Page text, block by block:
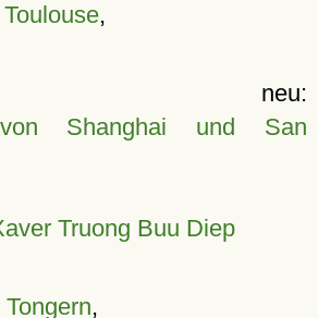
,
Shanghai und San
Truong Buu Diep
,